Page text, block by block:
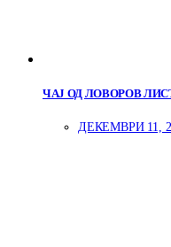
ЧАЈ ОД ЛОВОРОВ
ДЕКЕМВРИ 11,